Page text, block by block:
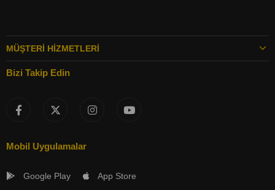
MÜŞTERI HIZMETLERI
Bizi Takip Edin
Mobil Uygulamalar
Google Play App Store